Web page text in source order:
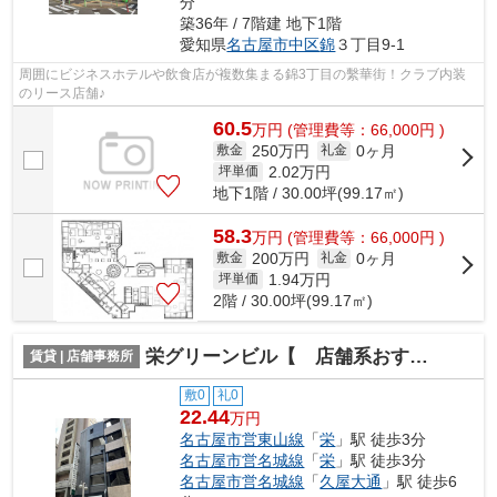
築36年 / 7階建 地下1階
愛知県名古屋市中区錦３丁目9-1
周囲にビジネスホテルや飲食店が複数集まる錦3丁目の繫華街！クラブ内装
のリース店舗♪
60.5万円 (管理費等：66,000円 )
敷金 250万円 礼金 0ヶ月
坪単価 2.02万円
地下1階 / 30.00坪(99.17㎡)
58.3万円 (管理費等：66,000円 )
敷金 200万円 礼金 0ヶ月
坪単価 1.94万円
2階 / 30.00坪(99.17㎡)
賃貸 | 店舗事務所 栄グリーンビル【 店舗系おすすめ 】
敷0 礼0
22.44万円
名古屋市営東山線 「栄 」駅 徒歩3分
名古屋市営名城線 「栄 」駅 徒歩3分
名古屋市営名城線 「久屋大通 」駅 徒歩6